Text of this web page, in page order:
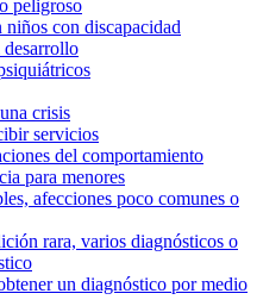
peligroso
niños con discapacidad
crisis
servicios
del comportamiento
para menores
afecciones poco comunes o
rara, varios diagnósticos o
un diagnóstico por medio